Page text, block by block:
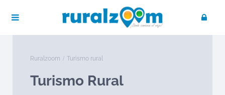
Ruralzoom Turismo rural
Turismo Rural